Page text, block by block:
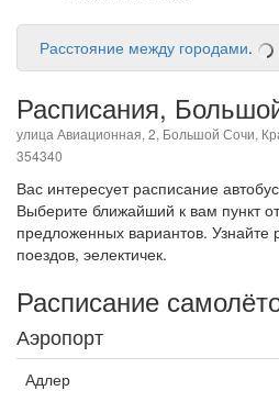
Расстояние между городами.
Расписания,
улица Авиационная, 2, Большой Сочи,
354340
Вас интересует расписание
Выберите ближайший к вам пункт
предложенных вариантов. Узнайте
поездов, эелектичек.
Расписание
Аэропорт
Адлер